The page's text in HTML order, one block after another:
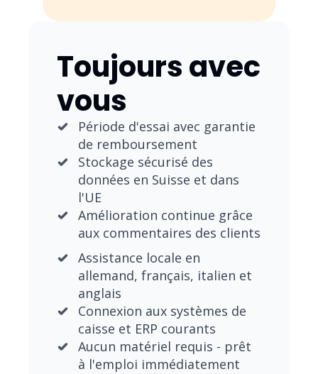
Toujours avec
vous
Période d'essai avec garantie
de remboursement
Stockage sécurisé des
données en Suisse et dans
l'UE
Amélioration continue grâce
aux commentaires des clients
Assistance locale en
allemand, français, italien et
anglais
Connexion aux systèmes de
caisse et ERP courants
Aucun matériel requis - prêt
à l'emploi immédiatement